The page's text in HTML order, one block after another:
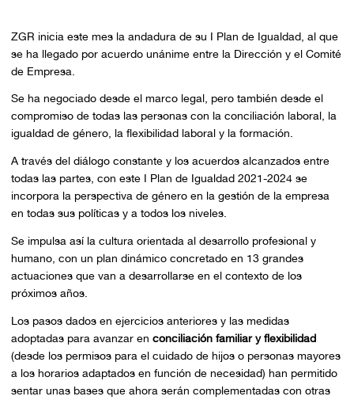
ZGR inicia este mes la andadura de su I Plan de Igualdad, al que
se ha llegado por acuerdo unánime entre la Dirección y el Comité
de Empresa.
Se ha negociado desde el marco legal, pero también desde el
compromiso de todas las personas con la conciliación laboral, la
igualdad de género, la flexibilidad laboral y la formación.
A través del diálogo constante y los acuerdos alcanzados entre
todas las partes, con este I Plan de Igualdad 2021-2024 se
incorpora la perspectiva de género en la gestión de la empresa
en todas sus políticas y a todos los niveles.
Se impulsa así la cultura orientada al desarrollo profesional y
humano, con un plan dinámico concretado en 13 grandes
actuaciones que van a desarrollarse en el contexto de los
próximos años.
Los pasos dados en ejercicios anteriores y las medidas
adoptadas para avanzar en conciliación familiar y flexibilidad
(desde los permisos para el cuidado de hijos o personas mayores
a los horarios adaptados en función de necesidad) han permitido
sentar unas bases que ahora serán complementadas con otras